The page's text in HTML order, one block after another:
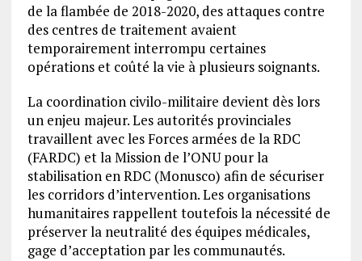
de la flambée de 2018-2020, des attaques contre
des centres de traitement avaient
temporairement interrompu certaines
opérations et coûté la vie à plusieurs soignants.
La coordination civilo-militaire devient dès lors
un enjeu majeur. Les autorités provinciales
travaillent avec les Forces armées de la RDC
(FARDC) et la Mission de l’ONU pour la
stabilisation en RDC (Monusco) afin de sécuriser
les corridors d’intervention. Les organisations
humanitaires rappellent toutefois la nécessité de
préserver la neutralité des équipes médicales,
gage d’acceptation par les communautés.